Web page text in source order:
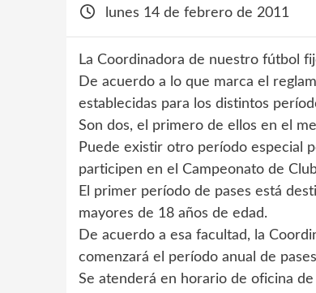
lunes 14 de febrero de 2011
La Coordinadora de nuestro fútbol
De acuerdo a lo que marca el
establecidas para los distintos
Son dos, el primero de ellos en el
Puede existir otro período especial
participen en el Campeonato de
El primer período de pases está
mayores de 18 años de edad.
De acuerdo a esa facultad, la
comenzará el período anual de
Se atenderá en horario de oficina